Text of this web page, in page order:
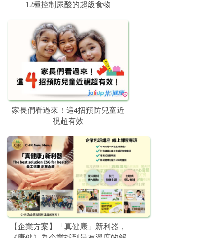
12種控制尿酸的超級食物
家長們看過來！這4招預防兒童近
視超有效
【企業方案】「真健康」新利器，